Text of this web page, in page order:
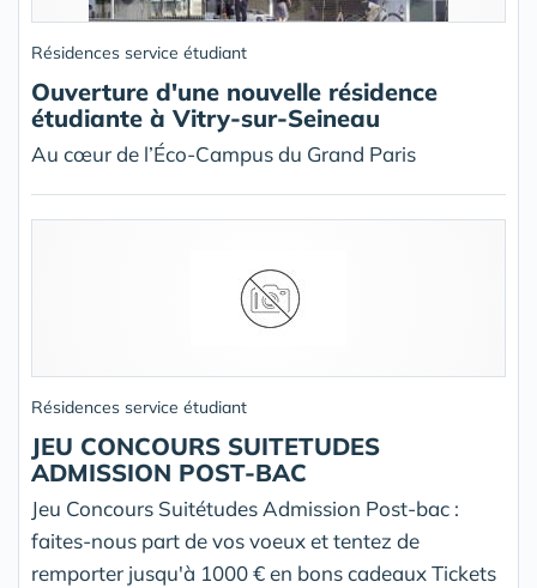
Résidences service étudiant
Ouverture d'une nouvelle résidence
étudiante à Vitry-sur-Seineau
Au cœur de l’Éco-Campus du Grand Paris
Résidences service étudiant
JEU CONCOURS SUITETUDES
ADMISSION POST-BAC
Jeu Concours Suitétudes Admission Post-bac :
faites-nous part de vos voeux et tentez de
remporter jusqu'à 1000 € en bons cadeaux Tickets